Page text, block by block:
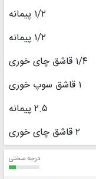
۱/۲ پیمانه
۱/۲ پیمانه
۱/۴ قاشق چای خوری
۱ قاشق سوپ خوری
۲.۵ پیمانه
۲ قاشق چای خوری
درجه سختی